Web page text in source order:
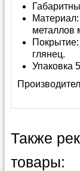
металлов
глянец.
Упаковка
Также
товары: